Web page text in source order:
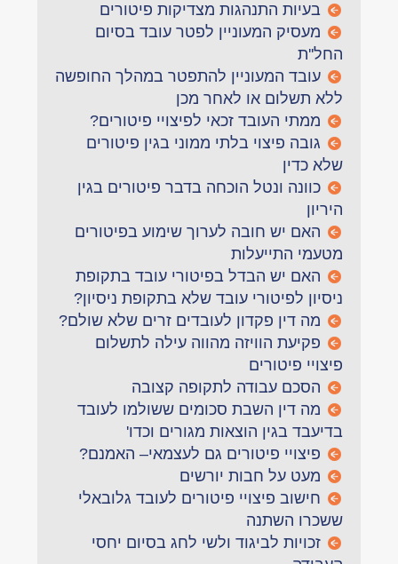
בעיות התנהגות מצדיקות פיטורים
מעסיק המעוניין לפטר עובד בסיום
החל''ת
עובד המעוניין להתפטר במהלך החופשה
ללא תשלום או לאחר מכן
ממתי העובד זכאי לפיצויי פיטורים?
גובה פיצוי בלתי ממוני בגין פיטורים
שלא כדין
כוונה ונטל הוכחה בדבר פיטורים בגין
היריון
האם יש חובה לערוך שימוע בפיטורים
מטעמי התייעלות
האם יש הבדל בפיטורי עובד בתקופת
ניסיון לפיטורי עובד שלא בתקופת ניסיון?
מה דין פקדון לעובדים זרים שלא שולם?
פקיעת הוויזה מהווה עילה לתשלום
פיצויי פיטורים
הסכם עבודה לתקופה קצובה
מה דין השבת סכומים ששולמו לעובד
בדיעבד בגין הוצאות מגורים וכדו'
פיצויי פיטורים גם לעצמאי– האמנם?
מעט על חבות יורשים
חישוב פיצויי פיטורים לעובד גלובאלי
ששכרו השתנה
זכויות לביגוד ולשי לחג בסיום יחסי